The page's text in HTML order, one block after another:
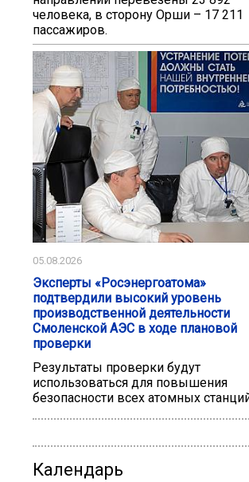
человека, в сторону Орши – 17 211
пассажиров.
05.08.2026
Эксперты «Росэнергоатома»
подтвердили высокий уровень
производственной деятельности
Смоленской АЭС в ходе плановой
проверки
Результаты проверки будут
использоваться для повышения
безопасности всех атомных
Календарь